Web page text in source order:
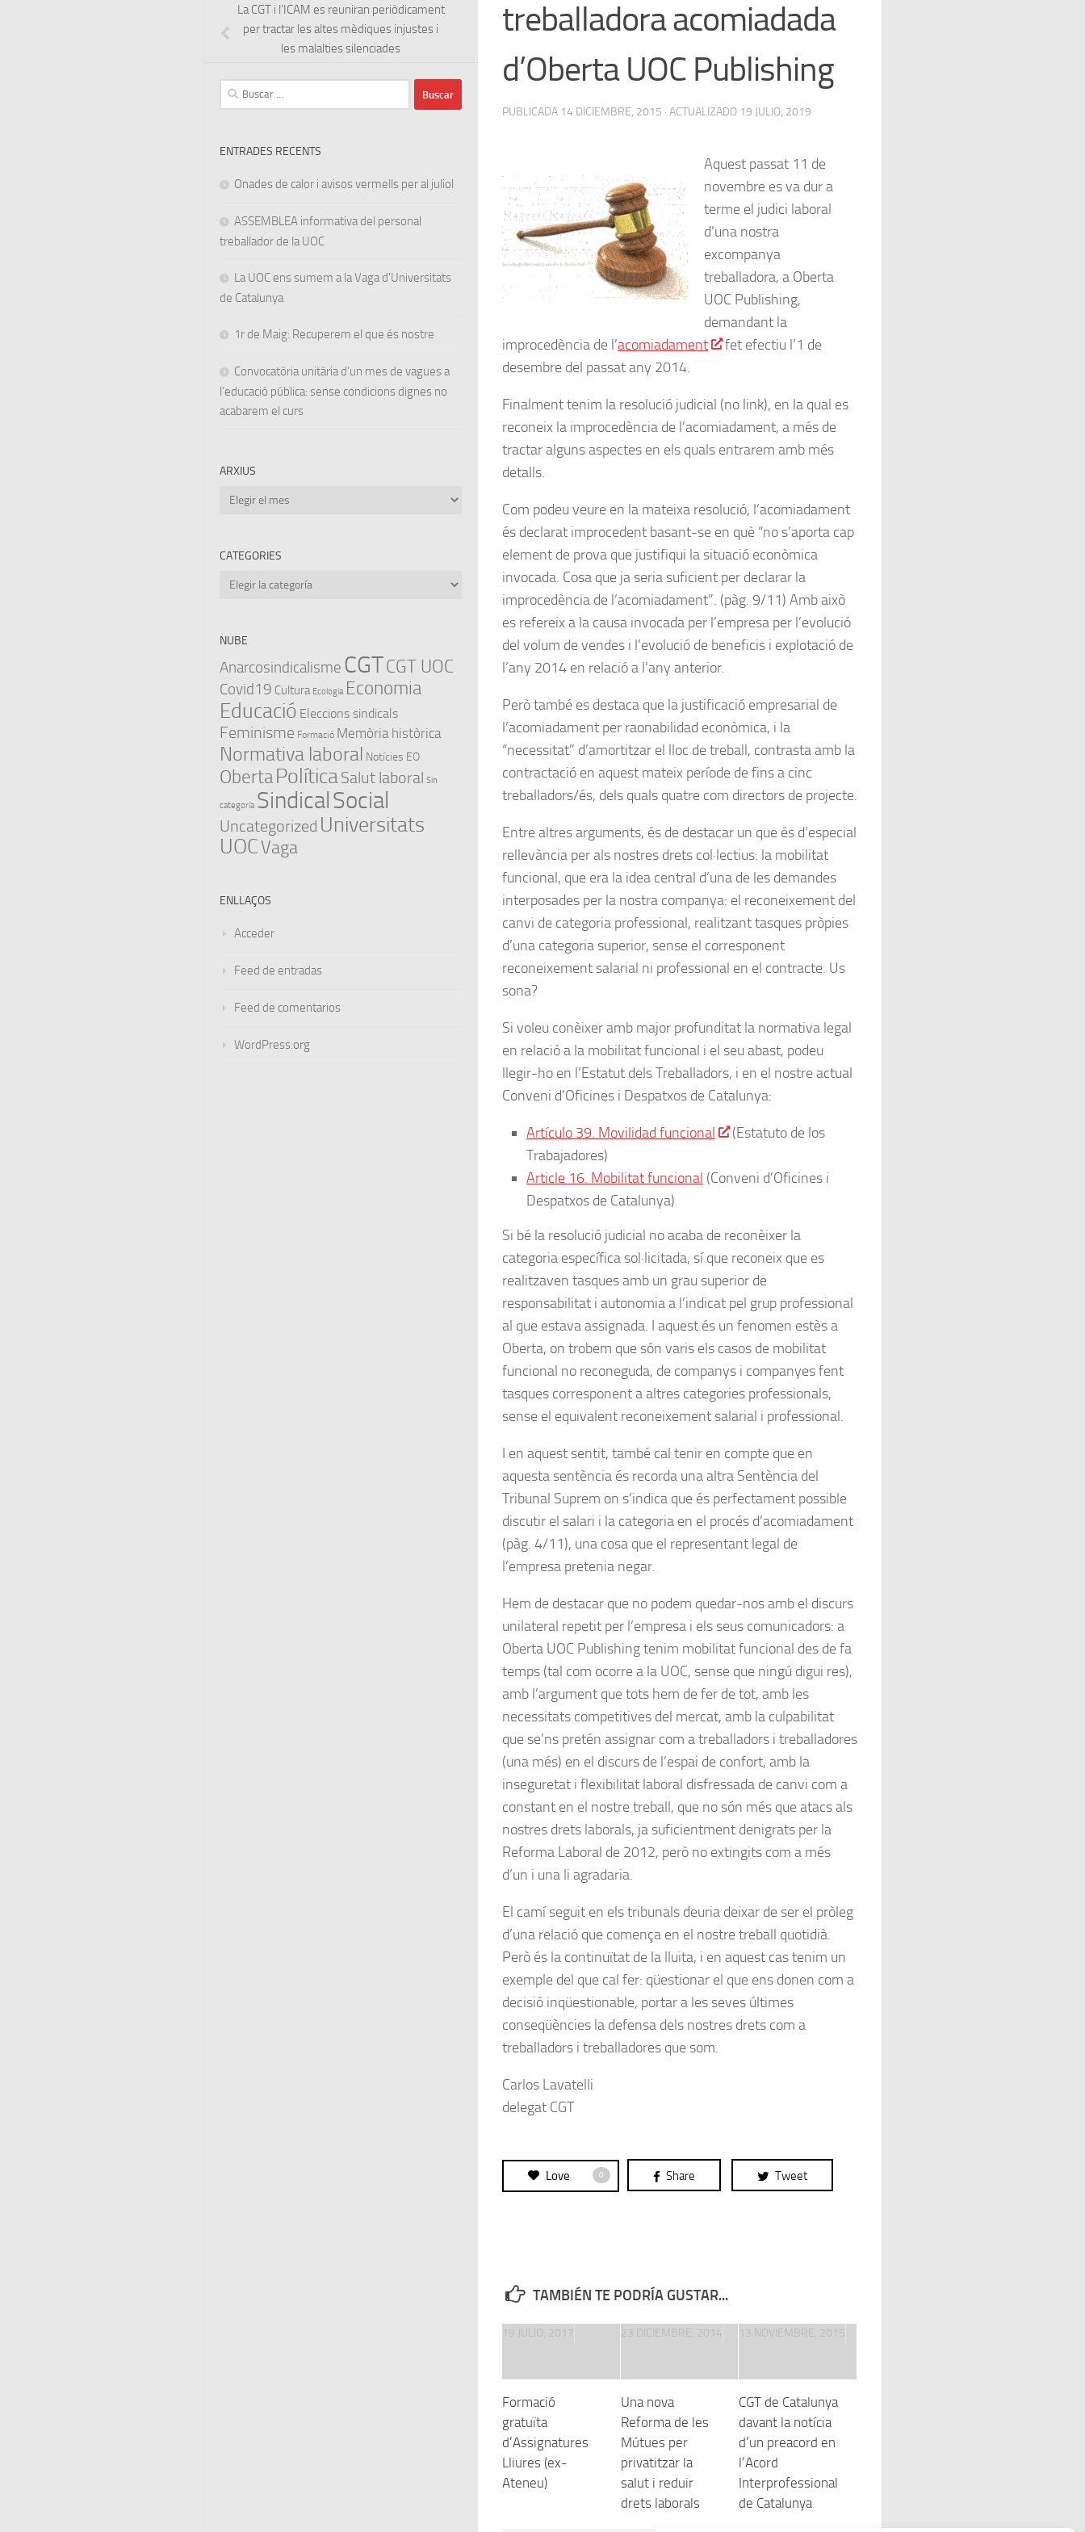
treballadora acomiadada
d’Oberta UOC Publishing
PUBLICADA 14 DICIEMBRE, 2015 · ACTUALIZADO 19 JULIO, 2019
Aquest passat 11 de
novembre es va dur a
terme el judici laboral
d’una nostra
excompanya
treballadora, a Oberta
UOC Publishing,
demandant la
improcedència de l’acomiadament
fet efectiu l’1 de
desembre del passat any 2014.
Finalment tenim la resolució judicial (no link), en la qual es
reconeix la improcedència de l’acomiadament, a més de
tractar alguns aspectes en els quals entrarem amb més
detalls.
Com podeu veure en la mateixa resolució, l’acomiadament
és declarat improcedent basant-se en què “no s’aporta cap
element de prova que justifiqui la situació econòmica
invocada. Cosa que ja seria suficient per declarar la
improcedència de l’acomiadament”. (pàg. 9/11) Amb això
es refereix a la causa invocada per l’empresa per l’evolució
del volum de vendes i l’evolució de beneficis i explotació de
l’any 2014 en relació a l’any anterior.
Però també es destaca que la justificació empresarial de
l’acomiadament per raonabilidad econòmica, i la
“necessitat” d’amortitzar el lloc de treball, contrasta amb la
contractació en aquest mateix període de fins a cinc
treballadors/és, dels quals quatre com directors de projecte.
Entre altres arguments, és de destacar un que és d’especial
rellevància per als nostres drets col·lectius: la mobilitat
funcional, que era la idea central d’una de les demandes
interposades per la nostra companya: el reconeixement del
canvi de categoria professional, realitzant tasques pròpies
d’una categoria superior, sense el corresponent
reconeixement salarial ni professional en el contracte. Us
sona?
Si voleu conèixer amb major profunditat la normativa legal
en relació a la mobilitat funcional i el seu abast, podeu
llegir-ho en l’Estatut dels Treballadors, i en el nostre actual
Conveni d’Oficines i Despatxos de Catalunya:
Artículo 39. Movilidad funcional
(Estatuto de los
Trabajadores)
Article 16. Mobilitat funcional (Conveni d’Oficines i
Despatxos de Catalunya)
Si bé la resolució judicial no acaba de reconèixer la
categoria específica sol·licitada, sí que reconeix que es
realitzaven tasques amb un grau superior de
responsabilitat i autonomia a l’indicat pel grup professional
al que estava assignada. I aquest és un fenomen estès a
Oberta, on trobem que són varis els casos de mobilitat
funcional no reconeguda, de companys i companyes fent
tasques corresponent a altres categories professionals,
sense el equivalent reconeixement salarial i professional.
I en aquest sentit, també cal tenir en compte que en
aquesta sentència és recorda una altra Sentència del
Tribunal Suprem on s’indica que és perfectament possible
discutir el salari i la categoria en el procés d’acomiadament
(pàg. 4/11), una cosa que el representant legal de
l’empresa pretenia negar.
Hem de destacar que no podem quedar-nos amb el discurs
unilateral repetit per l’empresa i els seus comunicadors: a
Oberta UOC Publishing tenim mobilitat funcional des de fa
temps (tal com ocorre a la UOC, sense que ningú digui res),
amb l’argument que tots hem de fer de tot, amb les
necessitats competitives del mercat, amb la culpabilitat
que se’ns pretén assignar com a treballadors i treballadores
(una més) en el discurs de l’espai de confort, amb la
inseguretat i flexibilitat laboral disfressada de canvi com a
constant en el nostre treball, que no són més que atacs als
nostres drets laborals, ja suficientment denigrats per la
Reforma Laboral de 2012, però no extingits com a més
d’un i una li agradaria.
El camí seguit en els tribunals deuria deixar de ser el pròleg
d’una relació que comença en el nostre treball quotidià.
Però és la continuïtat de la lluita, i en aquest cas tenim un
exemple del que cal fer: qüestionar el que ens donen com a
decisió inqüestionable, portar a les seves últimes
conseqüències la defensa dels nostres drets com a
treballadors i treballadores que som.
Carlos Lavatelli
delegat CGT
Love 0 Share Tweet
TAMBIÉN TE PODRÍA GUSTAR...
Formació
gratuïta
d’Assignatures
Lliures (ex-
Ateneu)
19 JULIO, 2017
Una nova
Reforma de les
Mútues per
privatitzar la
salut i reduir
drets laborals
23 DICIEMBRE, 2014
CGT de Catalunya
davant la notícia
d’un preacord en
l’Acord
Interprofessional
de Catalunya
13 NOVIEMBRE, 2015
La CGT i l’ICAM es reuniran periòdicament
per tractar les altes mèdiques injustes i
les malalties silenciades
Buscar:
ENTRADES RECENTS
Onades de calor i avisos vermells per al juliol
ASSEMBLEA informativa del personal
treballador de la UOC
La UOC ens sumem a la Vaga d’Universitats
de Catalunya
1r de Maig: Recuperem el que és nostre
Convocatòria unitària d’un mes de vagues a
l’educació pública: sense condicions dignes no
acabarem el curs
ARXIUS
Arxius
CATEGORIES
Categories
NUBE
Anarcosindicalisme CGTCGT UOC
Covid19 Cultura Ecologia Economia
Educació Eleccions sindicals
Feminisme Formació Memòria històrica
Normativa laboral Notícies EO
ObertaPolíticaSalut laboral Sin
categoría SindicalSocial
Uncategorized Universitats
UOCVaga
ENLLAÇOS
Acceder
Feed de entradas
Feed de comentarios
WordPress.org